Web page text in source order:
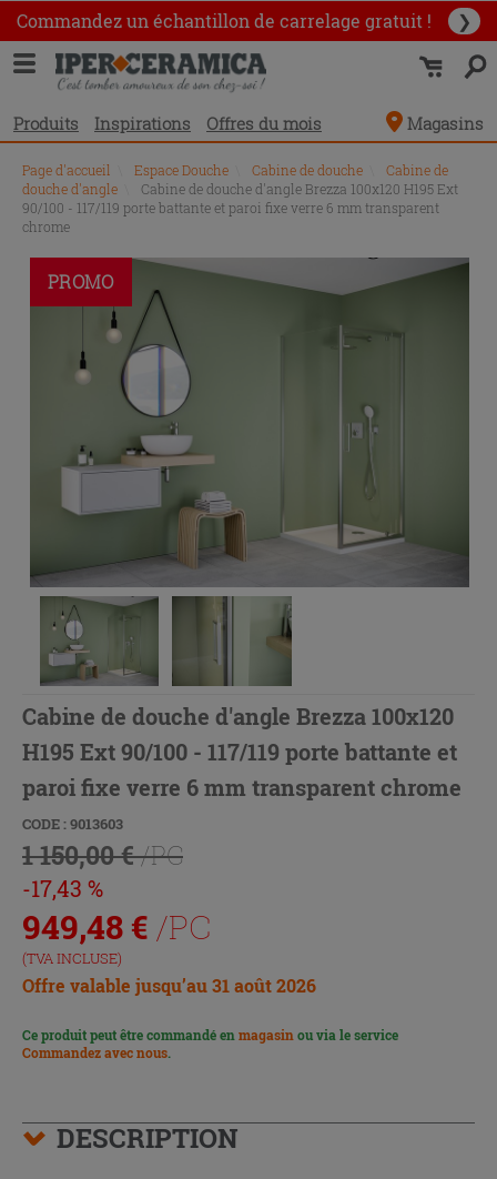
Commandez un échantillon de carrelage gratuit ! ❯
Produits Inspirations Offres du mois Magasins
Page d'accueil Espace Douche Cabine de douche
Cabine de
douche d'angle
Cabine de douche d'angle Brezza 100x120 H195 Ext
90/100 - 117/119 porte battante et paroi fixe verre 6 mm transparent
chrome
PROMO
Cabine de douche d'angle Brezza 100x120
H195 Ext 90/100 - 117/119 porte battante et
paroi fixe verre 6 mm transparent chrome
CODE : 9013603
1 150,00 €/PC
-17,43 %
949,48 € /PC
(TVA INCLUSE)
Offre valable jusqu’au 31 août 2026
Ce produit peut être commandé en magasin ou via le service
Commandez avec nous.
DESCRIPTION